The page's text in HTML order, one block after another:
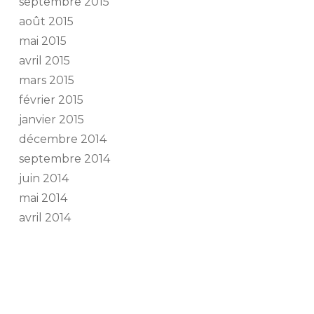
août 2015
mai 2015
avril 2015
mars 2015
février 2015
janvier 2015
décembre 2014
septembre 2014
juin 2014
mai 2014
avril 2014